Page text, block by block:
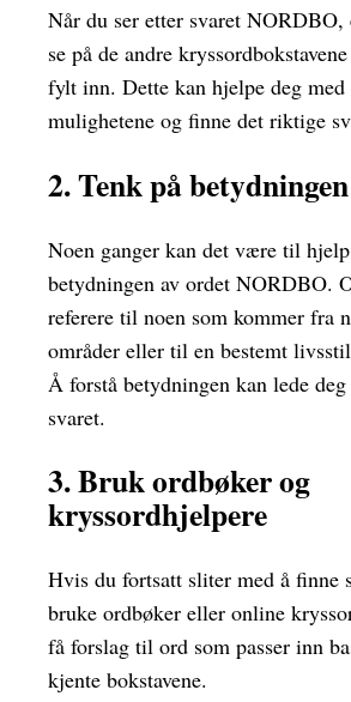
Når du ser etter svaret
se på de andre
fylt inn. Dette kan hjelpe deg med
mulighetene og finne det riktige
2. Tenk på betydningen
Noen ganger kan det være til
betydningen av ordet NORDBO.
referere til noen som kommer fra
områder eller til en bestemt
Å forstå betydningen kan lede
svaret.
3. Bruk ordbøker og
kryssordhjelpere
Hvis du fortsatt sliter med å finne
bruke ordbøker eller online
få forslag til ord som passer inn
kjente bokstavene.